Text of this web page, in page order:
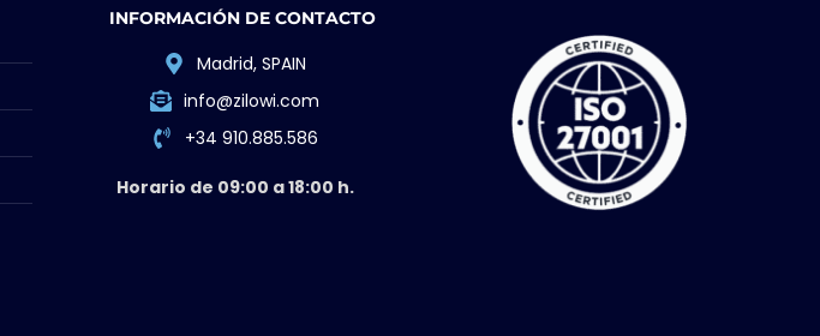
INFORMACIÓN DE CONTACTO
Madrid, SPAIN
info@zilowi.com
+34 910.885.586
Horario de 09:00 a 18:00 h.